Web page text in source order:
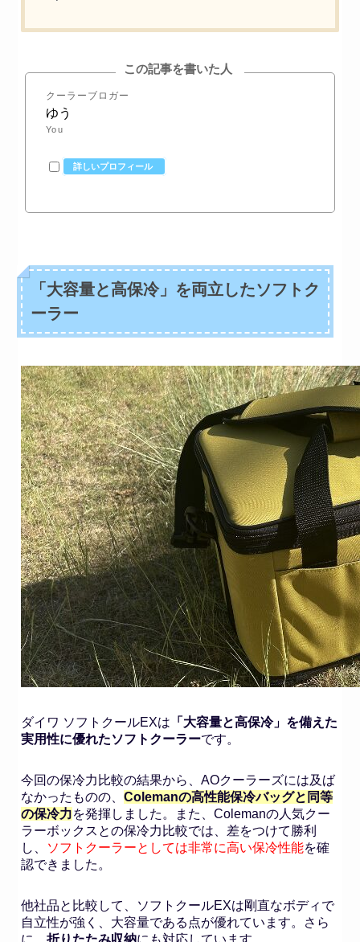
この記事を書いた人
クーラーブロガー
ゆう
You
詳しいプロフィール
「大容量と高保冷」を両立したソフトク
ーラー
ダイワ ソフトクールEXは 「大容量と高保冷」を備えた
実用性に優れたソフトクーラーです。
今回の保冷力比較の結果から、AOクーラーズには及ば
なかったものの、 Colemanの高性能保冷バッグと同等
の保冷力を発揮しました。また、Colemanの人気クー
ラーボックスとの保冷力比較では、差をつけて勝利
し、
ソフトクーラーとしては非常に高い保冷性能を確
認できました。
他社品と比較して、ソフトクールEXは剛直なボディで
自立性が強く、大容量である点が優れています。さら
に、 折りたたみ収納にも対応しています。